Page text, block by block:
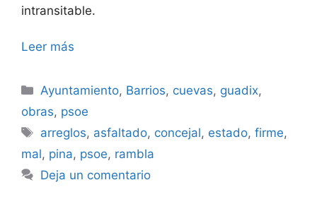
intransitable.
Leer más
Categorías
Ayuntamiento, Barrios, cuevas, guadix,
obras, psoe
Etiquetas
arreglos, asfaltado, concejal, estado,firme,
mal, pina, psoe, rambla
Deja un comentario